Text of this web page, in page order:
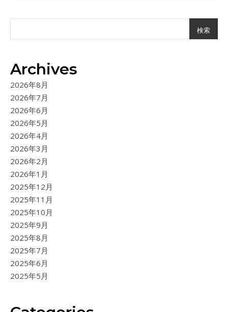
検索
Archives
2026年8月
2026年7月
2026年6月
2026年5月
2026年4月
2026年3月
2026年2月
2026年1月
2025年12月
2025年11月
2025年10月
2025年9月
2025年8月
2025年7月
2025年6月
2025年5月